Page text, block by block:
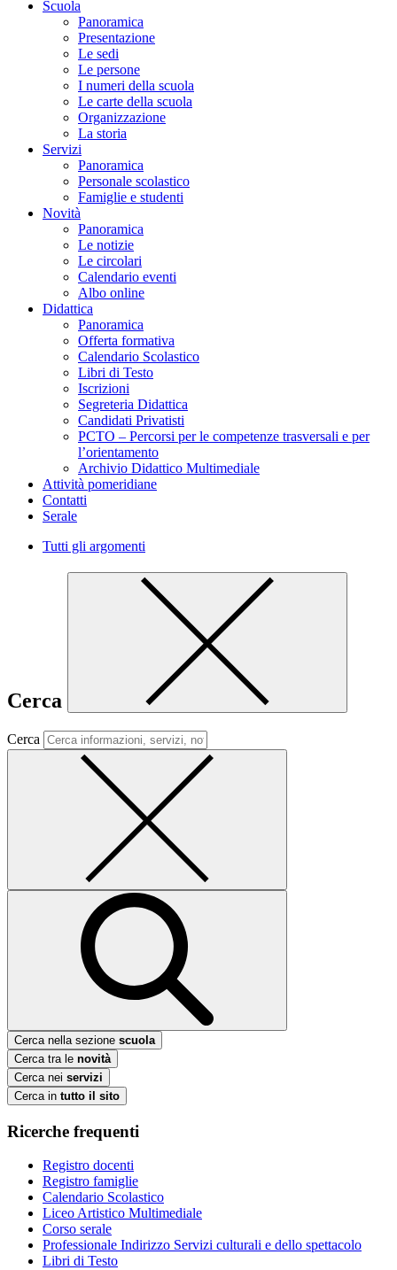
Scuola
Panoramica
Presentazione
Le sedi
Le persone
I numeri della scuola
Le carte della scuola
Organizzazione
La storia
Servizi
Panoramica
Personale scolastico
Famiglie e studenti
Novità
Panoramica
Le notizie
Le circolari
Calendario eventi
Albo online
Didattica
Panoramica
Offerta formativa
Calendario Scolastico
Libri di Testo
Iscrizioni
Segreteria Didattica
Candidati Privatisti
PCTO – Percorsi per le competenze trasversali e per
l’orientamento
Archivio Didattico Multimediale
Attività pomeridiane
Contatti
Serale
Tutti gli argomenti
Cerca
Cerca
Cerca nella sezione scuola
Cerca tra le novità
Cerca nei servizi
Cerca in tutto il sito
Ricerche frequenti
Registro docenti
Registro famiglie
Calendario Scolastico
Liceo Artistico Multimediale
Corso serale
Professionale Indirizzo Servizi culturali e dello spettacolo
Libri di Testo